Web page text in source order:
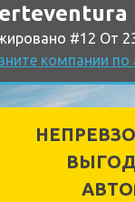
#12 От
компании